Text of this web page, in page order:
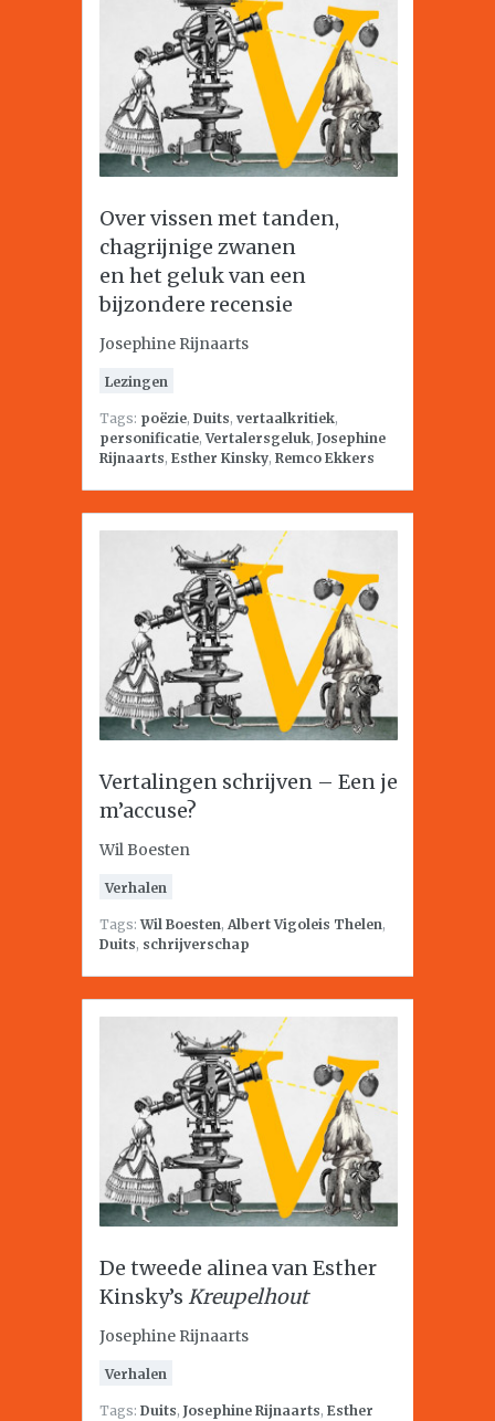
Over vissen met tanden,
chagrijnige zwanen
en het geluk van een
bijzondere recensie
Josephine Rijnaarts
Lezingen
Tags: poëzie, Duits, vertaalkritiek,
personificatie,Vertalersgeluk, Josephine
Rijnaarts, Esther Kinsky, Remco Ekkers
Vertalingen schrijven – Een je
m’accuse?
Wil Boesten
Verhalen
Tags:Wil Boesten, Albert Vigoleis Thelen,
Duits, schrijverschap
De tweede alinea van Esther
Kinsky’s Kreupelhout
Josephine Rijnaarts
Verhalen
Tags: Duits, Josephine Rijnaarts, Esther